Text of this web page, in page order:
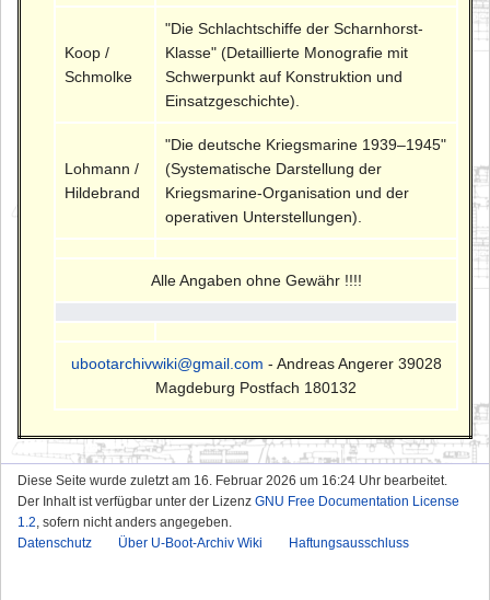
Koop /
Schmolke
"Die Schlachtschiffe der Scharnhorst-
Klasse" (Detaillierte Monografie mit
Schwerpunkt auf Konstruktion und
Einsatzgeschichte).
Lohmann /
Hildebrand
"Die deutsche Kriegsmarine 1939–1945"
(Systematische Darstellung der
Kriegsmarine-Organisation und der
operativen Unterstellungen).
Alle Angaben ohne Gewähr !!!!
ubootarchivwiki@gmail.com - Andreas Angerer 39028
Magdeburg Postfach 180132
Diese Seite wurde zuletzt am 16. Februar 2026 um 16:24 Uhr bearbeitet.
Der Inhalt ist verfügbar unter der Lizenz GNU Free Documentation License
1.2, sofern nicht anders angegeben.
Datenschutz
Über U-Boot-Archiv Wiki Haftungsausschluss